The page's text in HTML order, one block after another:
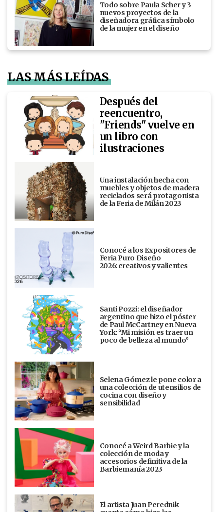
Todo sobre Paula Scher y 3
nuevos proyectos de la
diseñadora gráfica símbolo
de la mujer en el diseño
LAS MÁS LEÍDAS
Después del
reencuentro,
"Friends" vuelve en
un libro con
ilustraciones
Una instalación hecha con
muebles y objetos de madera
reciclados será protagonista
de la Feria de Milán 2023
Conocé a los Expositores de
Feria Puro Diseño
2026: creativos y valientes
Santi Pozzi: el diseñador
argentino que hizo el póster
de Paul McCartney en Nueva
York: “Mi misión es traer un
poco de belleza al mundo”
Selena Gómez le pone color a
una colección de utensilios de
cocina con diseño y
sensibilidad
Conocé a Weird Barbie y la
colección de moda y
accesorios definitiva de la
Barbiemanía 2023
El artista Juan Perednik